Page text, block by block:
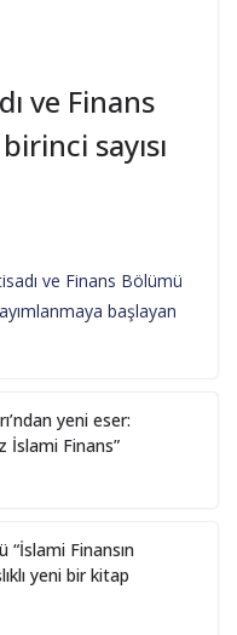
ve Finans
sayısı
ve Finans Bölümü
başlayan
yeni eser:
İslami Finans”
“İslami Finansın
yeni bir kitap